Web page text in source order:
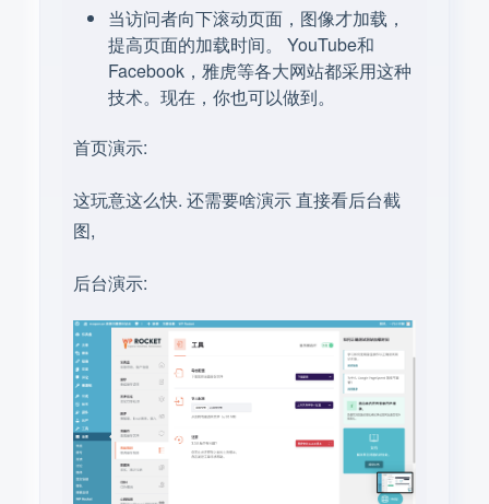
当访问者向下滚动页面，图像才加载，
提高页面的加载时间。 YouTube和
Facebook，雅虎等各大网站都采用这种
技术。现在，你也可以做到。
首页演示:
这玩意这么快. 还需要啥演示 直接看后台截
图,
后台演示: